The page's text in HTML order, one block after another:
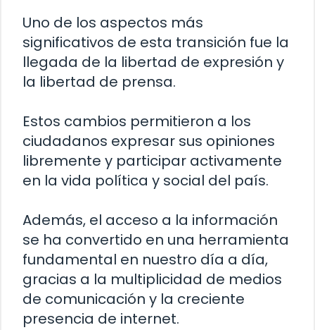
Uno de los aspectos más
significativos de esta transición fue la
llegada de la libertad de expresión y
la libertad de prensa.
Estos cambios permitieron a los
ciudadanos expresar sus opiniones
libremente y participar activamente
en la vida política y social del país.
Además, el acceso a la información
se ha convertido en una herramienta
fundamental en nuestro día a día,
gracias a la multiplicidad de medios
de comunicación y la creciente
presencia de internet.